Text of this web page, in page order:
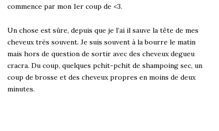
commence par mon 1er coup de <3.
Un chose est sûre, depuis que je l’ai il sauve la tête de mes
cheveux très souvent. Je suis souvent à la bourre le matin
mais hors de question de sortir avec des cheveux degueu
cracra. Du coup, quelques pchit-pchit de shampoing sec, un
coup de brosse et des cheveux propres en moins de deux
minutes.